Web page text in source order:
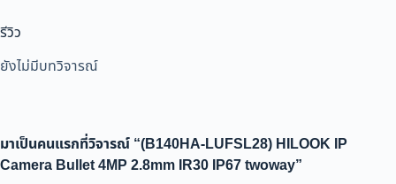
รีวิว
ยังไม่มีบทวิจารณ์
มาเป็นคนแรกที่วิจารณ์ “(B140HA-LUFSL28) HILOOK IP
Camera Bullet 4MP 2.8mm IR30 IP67 twoway”